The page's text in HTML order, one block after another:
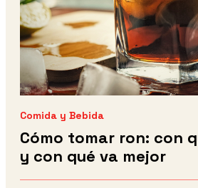
Comida y Bebida
Cómo tomar ron: con
y con qué va mejor